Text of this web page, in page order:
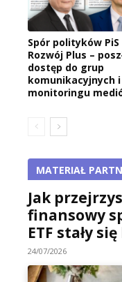
Spór polityków PiS
Rozwój Plus –
dostęp do grup
komunikacyjnych i
monitoringu
MATERIAŁ
Jak
finansowy
ETF stały
24/07/2026